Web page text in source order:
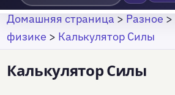
Домашняя страница > Разное >
физике > Калькулятор Силы
Калькулятор Силы